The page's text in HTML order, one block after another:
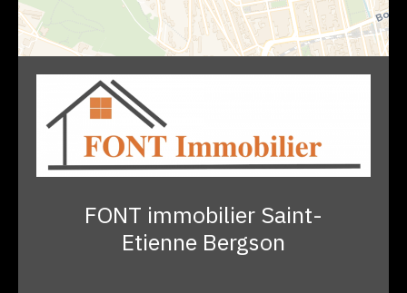
FONT immobilier Saint-
Etienne Bergson